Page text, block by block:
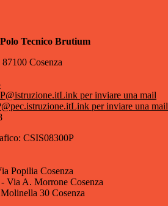
Tecnico Brutium
Cosenza
Link per inviare una mail
Link per inviare una mail
CSIS08300P
Popilia Cosenza
Via A. Morrone Cosenza
30 Cosenza